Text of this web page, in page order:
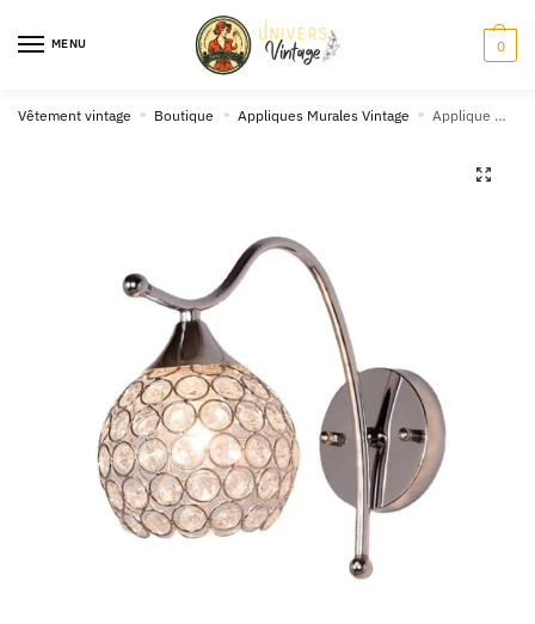
MENU 0
Vêtement vintage » Boutique » Appliques Murales Vintage » Applique Murale Vintage Métal Coude Blanc
🔍